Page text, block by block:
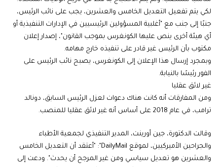
لكي يتم تفعيل التعديل الخامس والعشرين، يجب على نائب الرئيس،
جنبًا إلى جنب مع "أغلبية المسؤولين الرئيسيين في الإدارات التنفيذية أو
أي هيئة أخرى ينص عليها الكونغرس بموجب القانون"، إصدار إعلان
مكتوب بأن الرئيس غير قادر على تنفيذه خارج مهامه.
وبمجرد إرسال هذا الإعلان إلى الكونغرس، يصبح نائب الرئيس على
الفور رئيسًا بالنيابة.
غير لائق عقليا
ومن المفارقات أنه كانت هناك دعوات لعزل الرئيس السابق، دونالد
ترامب، في عام 2018 على أساس أنه غير لائق عقليا للمنصب.
وقالت الدكتورة، جين أورينت، المدير التنفيذي لجمعية الأطباء
والجراحين الأميركيين، لموقع DailyMail": "أعتقد أن التعديل الخامس
والعشرين هو تعديل سياسي ومن غير المرجح أن يحدث". ودعت إلى